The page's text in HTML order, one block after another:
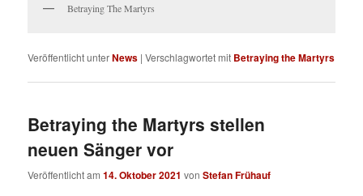
Betraying The Martyrs
Veröffentlicht unterNews |Verschlagwortet mit Betraying the Martyrs
Betraying the Martyrs stellen
neuen Sänger vor
Veröffentlicht am14. Oktober 2021 vonStefan Frühauf